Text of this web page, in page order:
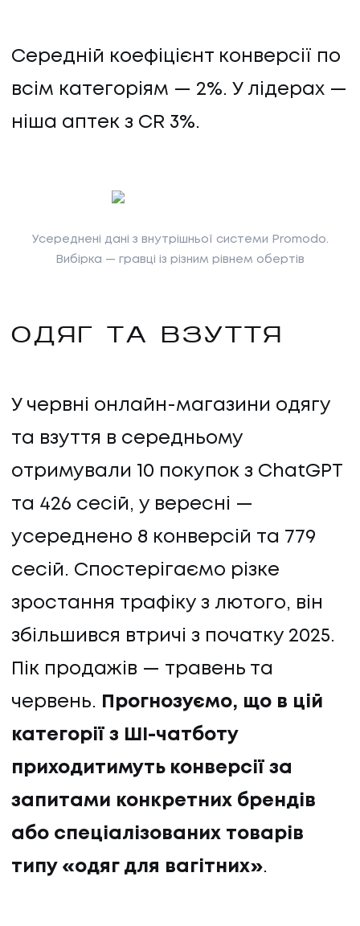
Середній коефіцієнт конверсії по
всім категоріям — 2%. У лідерах —
ніша аптек з CR 3%.
Усереднені дані з внутрішньої системи Promodo.
Вибірка — гравці із різним рівнем обертів
ОДЯГ ТА ВЗУТТЯ
У червні онлайн-магазини одягу
та взуття в середньому
отримували 10 покупок з ChatGPT
та 426 сесій, у вересні —
усереднено 8 конверсій та 779
сесій. Спостерігаємо різке
зростання трафіку з лютого, він
збільшився втричі з початку 2025.
Пік продажів — травень та
червень.
Прогнозуємо, що в цій
категорії з ШІ-чатботу
приходитимуть конверсії за
запитами конкретних брендів
або спеціалізованих товарів
типу «одяг для вагітних».